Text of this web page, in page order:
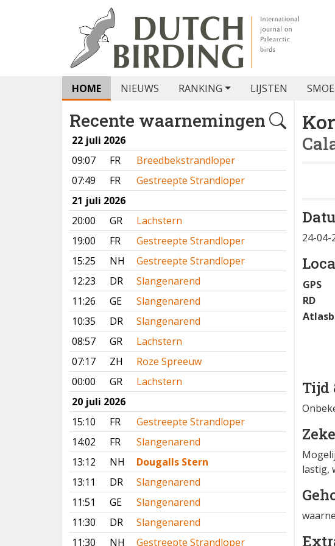
HOME NIEUWS RANKING LIJSTEN
Recente waarnemingen
22 juli 2026
09:07
FR
Breedbekstrandloper
07:49
FR
Gestreepte Strandloper
21 juli 2026
20:00
GR
Lachstern
19:00
FR
Gestreepte Strandloper
15:25
NH
Gestreepte Strandloper
12:23
DR
Slangenarend
11:26
GE
Slangenarend
10:35
DR
Slangenarend
08:57
GR
Lachstern
07:17
ZH
Roze Spreeuw
00:00
GR
Lachstern
20 juli 2026
15:10
FR
Gestreepte Strandloper
14:02
FR
Slangenarend
13:12
NH
Dougalls Stern
13:11
DR
Slangenarend
11:51
GE
Slangenarend
11:30
DR
Slangenarend
11:30
NH
Gestreepte Strandloper
24-04-
Tijd